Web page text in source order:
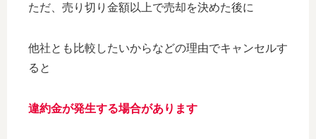
ただ、売り切り金額以上で売却を決めた後に
他社とも比較したいからなどの理由でキャンセルす
ると
違約金が発生する場合があります